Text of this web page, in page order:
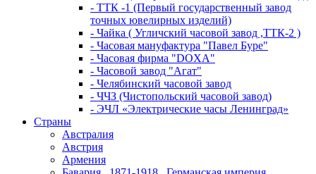
- ТТК -1 (Первый государственный завод
точных ювелирных изделий)
- Чайка ( Угличский часовой завод ,ТТК-2 )
- Часовая мануфактура "Павел Буре"
- Часовая фирма "DOXA"
- Часовой завод "Агат"
- Челябинский часовой завод
- ЧЧЗ (Чистопольский часовой завод)
- ЭЧЛ «Электрические часы Ленинград»
Страны
Австралия
Австрия
Армения